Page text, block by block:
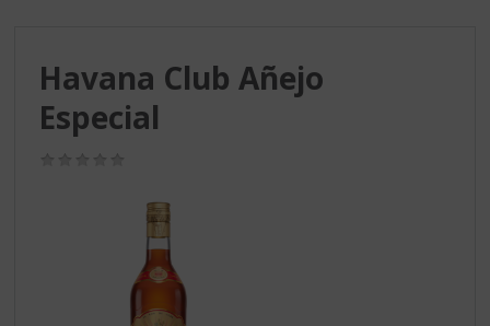
Havana Club Añejo
Especial